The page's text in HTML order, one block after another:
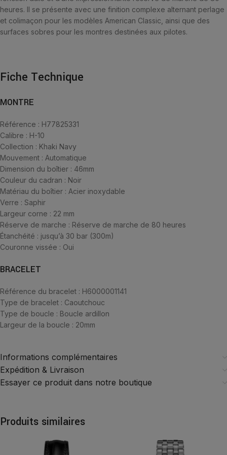
heures. Il se présente avec une finition complexe alternant perlage
et colimaçon pour les modèles American Classic, ainsi que des
surfaces sobres pour les montres destinées aux pilotes.
Fiche Technique
MONTRE
Référence : H77825331
Calibre : H-10
Collection : Khaki Navy
Mouvement : Automatique
Dimension du boîtier : 46mm
Couleur du cadran : Noir
Matériau du boîtier : Acier inoxydable
Verre : Saphir
Largeur corne : 22 mm
Réserve de marche : Réserve de marche de 80 heures
Étanchéité : jusqu’à 30 bar (300m)
Couronne vissée : Oui
BRACELET
Référence du bracelet : H6000001141
Type de bracelet : Caoutchouc
Type de boucle : Boucle ardillon
Largeur de la boucle : 20mm
Informations complémentaires
Expédition & Livraison
Essayer ce produit dans notre boutique
Produits similaires